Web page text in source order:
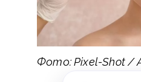
Фото: Pixel-Shot /